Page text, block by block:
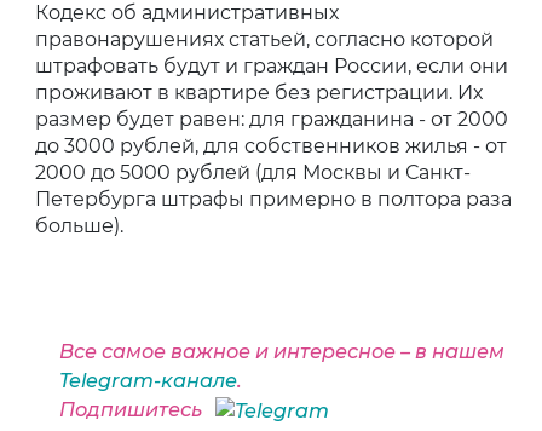
Кодекс об административных
правонарушениях статьей, согласно которой
штрафовать будут и граждан России, если они
проживают в квартире без регистрации. Их
размер будет равен: для гражданина - от 2000
до 3000 рублей, для собственников жилья - от
2000 до 5000 рублей (для Москвы и Санкт-
Петербурга штрафы примерно в полтора раза
больше).
Все самое важное и интересное – в нашем
Telegram-канале.
Подпишитесь